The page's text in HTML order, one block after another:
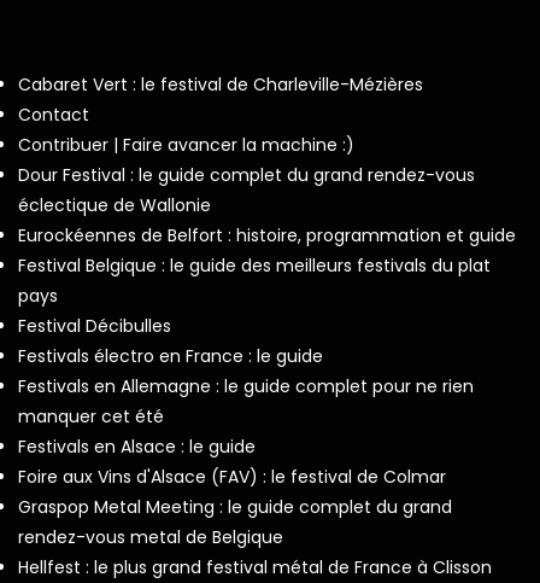
Cabaret Vert : le festival de Charleville-Mézières
Contact
Contribuer | Faire avancer la machine :)
Dour Festival : le guide complet du grand rendez-vous
éclectique de Wallonie
Eurockéennes de Belfort : histoire, programmation et guide
Festival Belgique : le guide des meilleurs festivals du plat
pays
Festival Décibulles
Festivals électro en France : le guide
Festivals en Allemagne : le guide complet pour ne rien
manquer cet été
Festivals en Alsace : le guide
Foire aux Vins d'Alsace (FAV) : le festival de Colmar
Graspop Metal Meeting : le guide complet du grand
rendez-vous metal de Belgique
Hellfest : le plus grand festival métal de France à Clisson